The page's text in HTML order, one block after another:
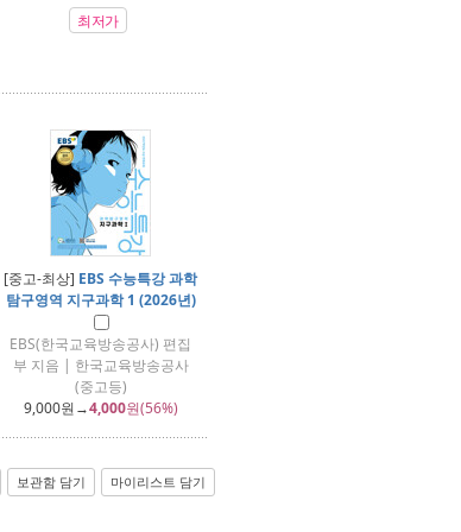
최저가
[중고-최상] EBS 수능특강 과학
탐구영역 지구과학 1 (2026년)
EBS(한국교육방송공사) 편집
부 지음 | 한국교육방송공사
(중고등)
9,000원→4,000원(56%)
보관함 담기 마이리스트 담기